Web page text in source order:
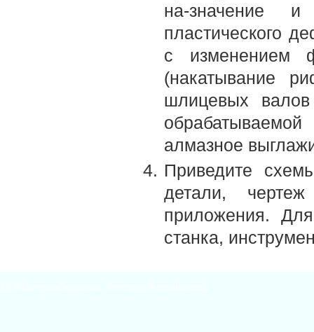
на-значение
пластического
с изменением
(накатывание
шлицевых
алмазное
Приведите
детали,
приложения.
станка,